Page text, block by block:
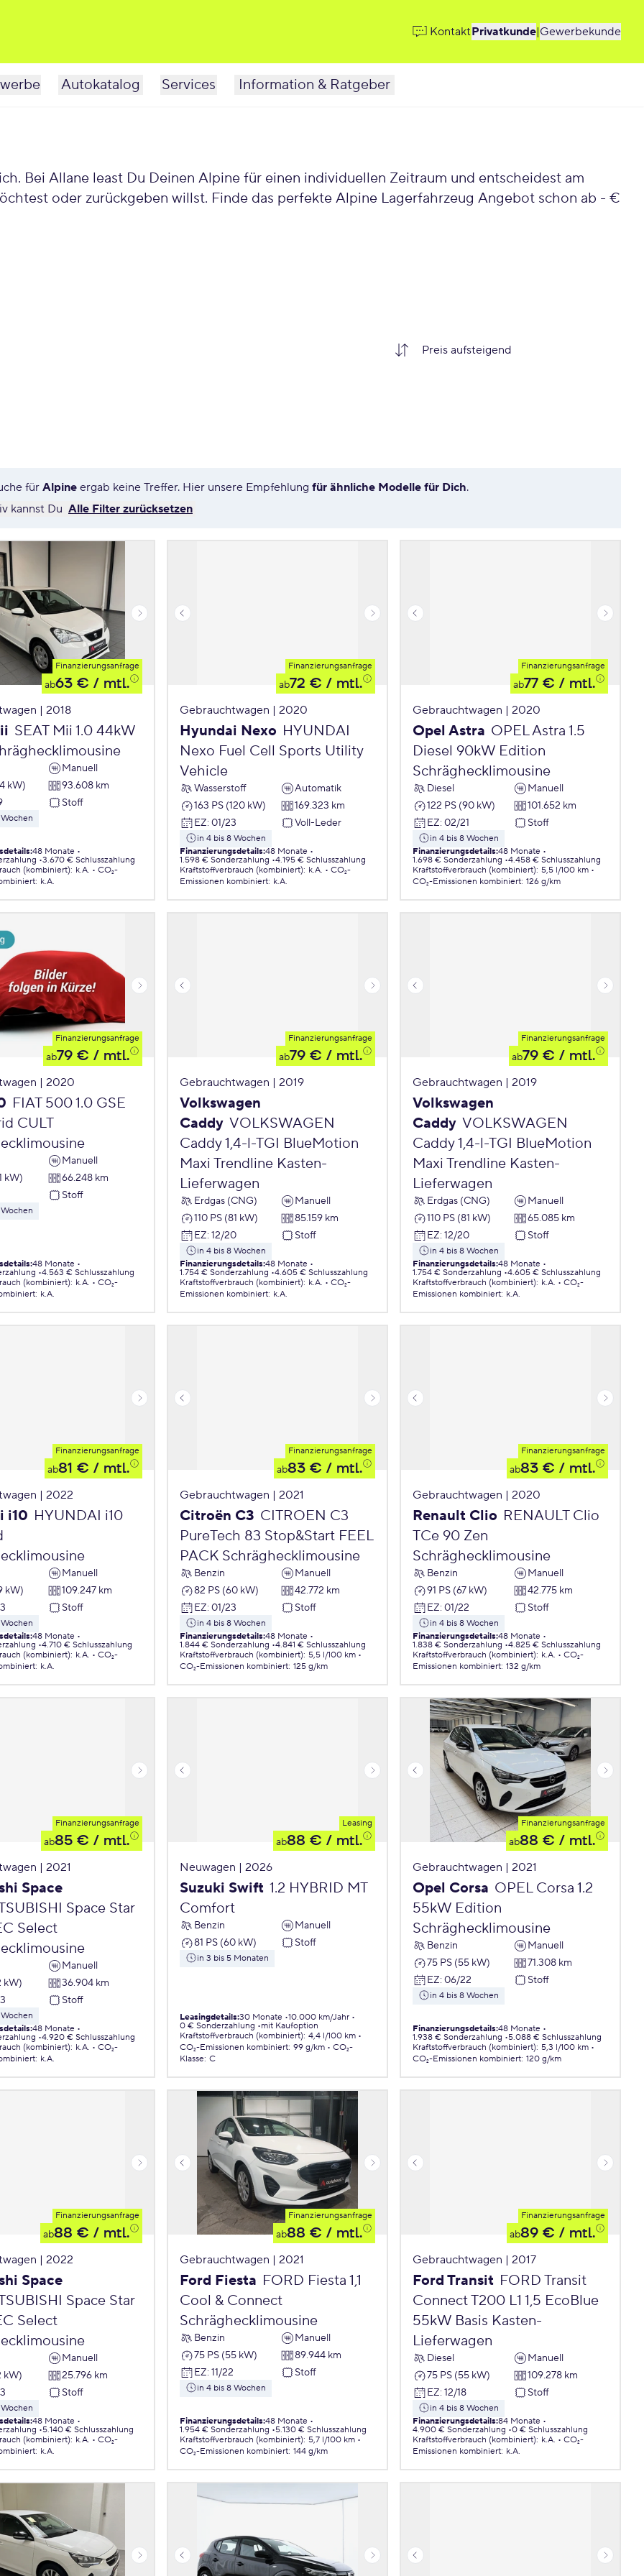
KontaktPrivatkunde|Gewerbekunde
Autokatalog Services Information & Ratgeber
oder zurückgeben willst. Finde das perfekte Alpine Lagerfahrzeug Angebot schon ab - €
fürAlpine ergab keine Treffer. Hier unsere Empfehlung für ähnliche Modelle für Dich.
kannst Du Alle Filter zurücksetzen
Finanzierungsanfrage
ab63 € / mtl.
| 2018
SEAT Mii 1.0 44kW
Manuell
kW)
93.608 km
Stoff
:48 Monate
3.670 € Schlusszahlung
(kombiniert): k.A.
CO₂-
: k.A.
Finanzierungsanfrage
ab72 € / mtl.
Gebrauchtwagen | 2020
Hyundai Nexo HYUNDAI
Nexo Fuel Cell Sports Utility
Vehicle
Wasserstoff
Automatik
163 PS (120 kW)
169.323 km
EZ: 01/23 Voll-Leder
in 4 bis 8 Wochen
Finanzierungsdetails:48 Monate
1.598 € Sonderzahlung 4.195 € Schlusszahlung
Kraftstoffverbrauch (kombiniert): k.A.
CO₂-
Emissionen kombiniert: k.A.
Finanzierungsanfrage
ab77 € / mtl.
Gebrauchtwagen | 2020
Opel Astra OPEL Astra 1.5
Diesel 90kW Edition
Schräghecklimousine
Diesel
Manuell
122 PS (90 kW)
101.652 km
EZ: 02/21 Stoff
in 4 bis 8 Wochen
Finanzierungsdetails:48 Monate
1.698 € Sonderzahlung 4.458 € Schlusszahlung
Kraftstoffverbrauch (kombiniert): 5,5 l/100 km
CO₂-Emissionen kombiniert: 126 g/km
Finanzierungsanfrage
ab79 € / mtl.
| 2020
FIAT 500 1.0 GSE
CULT
Manuell
kW)
66.248 km
Stoff
:48 Monate
4.563 € Schlusszahlung
(kombiniert): k.A.
CO₂-
: k.A.
Finanzierungsanfrage
ab79 € / mtl.
Gebrauchtwagen | 2019
Volkswagen
Caddy VOLKSWAGEN
Caddy 1,4-l-TGI BlueMotion
Maxi Trendline Kasten-
Lieferwagen
Erdgas (CNG)
Manuell
110 PS (81 kW)
85.159 km
EZ: 12/20 Stoff
in 4 bis 8 Wochen
Finanzierungsdetails:48 Monate
1.754 € Sonderzahlung 4.605 € Schlusszahlung
Kraftstoffverbrauch (kombiniert): k.A.
CO₂-
Emissionen kombiniert: k.A.
Finanzierungsanfrage
ab79 € / mtl.
Gebrauchtwagen | 2019
Volkswagen
Caddy VOLKSWAGEN
Caddy 1,4-l-TGI BlueMotion
Maxi Trendline Kasten-
Lieferwagen
Erdgas (CNG)
Manuell
110 PS (81 kW)
65.085 km
EZ: 12/20 Stoff
in 4 bis 8 Wochen
Finanzierungsdetails:48 Monate
1.754 € Sonderzahlung 4.605 € Schlusszahlung
Kraftstoffverbrauch (kombiniert): k.A.
CO₂-
Emissionen kombiniert: k.A.
Finanzierungsanfrage
ab81 € / mtl.
| 2022
i10 HYUNDAI i10
Manuell
kW)
109.247 km
Stoff
:48 Monate
4.710 € Schlusszahlung
(kombiniert): k.A.
CO₂-
: k.A.
Finanzierungsanfrage
ab83 € / mtl.
Gebrauchtwagen | 2021
Citroën C3 CITROEN C3
PureTech 83 Stop&Start FEEL
PACK Schräghecklimousine
Benzin
Manuell
82 PS (60 kW)
42.772 km
EZ: 01/23 Stoff
in 4 bis 8 Wochen
Finanzierungsdetails:48 Monate
1.844 € Sonderzahlung 4.841 € Schlusszahlung
Kraftstoffverbrauch (kombiniert): 5,5 l/100 km
CO₂-Emissionen kombiniert: 125 g/km
Finanzierungsanfrage
ab83 € / mtl.
Gebrauchtwagen | 2020
Renault Clio RENAULT Clio
TCe 90 Zen
Schräghecklimousine
Benzin
Manuell
91 PS (67 kW)
42.775 km
EZ: 01/22 Stoff
in 4 bis 8 Wochen
Finanzierungsdetails:48 Monate
1.838 € Sonderzahlung 4.825 € Schlusszahlung
Kraftstoffverbrauch (kombiniert): k.A.
CO₂-
Emissionen kombiniert: 132 g/km
Finanzierungsanfrage
ab85 € / mtl.
| 2021
Space
Space Star
Select
Manuell
kW)
36.904 km
Stoff
:48 Monate
4.920 € Schlusszahlung
(kombiniert): k.A.
CO₂-
: k.A.
Leasing
ab88 € / mtl.
Neuwagen | 2026
Suzuki Swift 1.2 HYBRID MT
Comfort
Benzin
Manuell
81 PS (60 kW)
Stoff
in 3 bis 5 Monaten
Leasingdetails:30 Monate 10.000 km/Jahr
0 € Sonderzahlung
mit Kaufoption
Kraftstoffverbrauch (kombiniert): 4,4 l/100 km
CO₂-Emissionen kombiniert: 99 g/km
CO₂-
Klasse: C
Finanzierungsanfrage
ab88 € / mtl.
Gebrauchtwagen | 2021
Opel Corsa OPEL Corsa 1.2
55kW Edition
Schräghecklimousine
Benzin
Manuell
75 PS (55 kW)
71.308 km
EZ: 06/22 Stoff
in 4 bis 8 Wochen
Finanzierungsdetails:48 Monate
1.938 € Sonderzahlung 5.088 € Schlusszahlung
Kraftstoffverbrauch (kombiniert): 5,3 l/100 km
CO₂-Emissionen kombiniert: 120 g/km
Finanzierungsanfrage
ab88 € / mtl.
| 2022
Space
Space Star
Select
Manuell
kW)
25.796 km
Stoff
:48 Monate
5.140 € Schlusszahlung
(kombiniert): k.A.
CO₂-
: k.A.
Finanzierungsanfrage
ab88 € / mtl.
Gebrauchtwagen | 2021
Ford Fiesta FORD Fiesta 1,1
Cool & Connect
Schräghecklimousine
Benzin
Manuell
75 PS (55 kW)
89.944 km
EZ: 11/22 Stoff
in 4 bis 8 Wochen
Finanzierungsdetails:48 Monate
1.954 € Sonderzahlung 5.130 € Schlusszahlung
Kraftstoffverbrauch (kombiniert): 5,7 l/100 km
CO₂-Emissionen kombiniert: 144 g/km
Finanzierungsanfrage
ab89 € / mtl.
Gebrauchtwagen | 2017
Ford Transit FORD Transit
Connect T200 L1 1,5 EcoBlue
55kW Basis Kasten-
Lieferwagen
Diesel
Manuell
75 PS (55 kW)
109.278 km
EZ: 12/18 Stoff
in 4 bis 8 Wochen
Finanzierungsdetails:84 Monate
4.900 € Sonderzahlung 0 € Schlusszahlung
Kraftstoffverbrauch (kombiniert): k.A.
CO₂-
Emissionen kombiniert: k.A.